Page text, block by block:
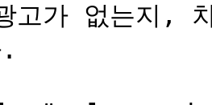
고가 없는지,